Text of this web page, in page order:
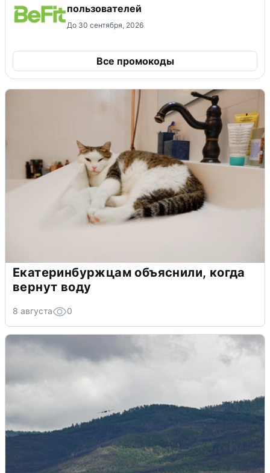
пользователей
До 30 сентября, 2026
Все промокоды
Екатеринбуржцам объяснили, когда
вернут воду
8 августа 0